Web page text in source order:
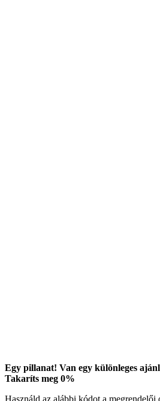
Egy pillanat! Van egy különleges
Takaríts meg 0%
Használd az alábbi kódot a megrendelői